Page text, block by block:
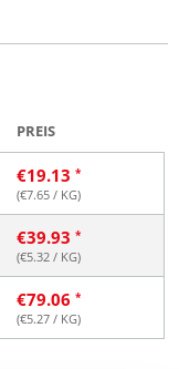
PREIS
€19.13
(€7.65 / KG)
€39.93
(€5.32 / KG)
€79.06
(€5.27 / KG)